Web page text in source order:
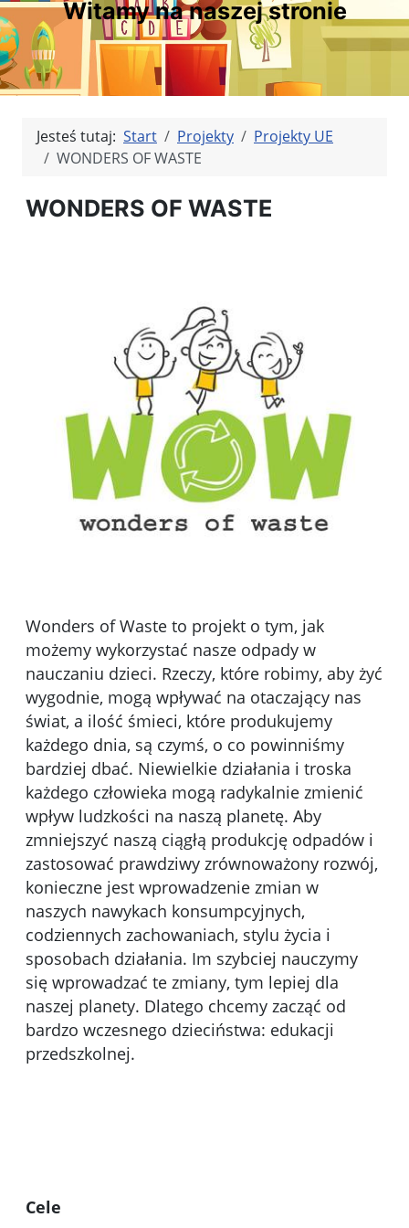
Witamy na naszej stronie
Jesteś tutaj: Start Projekty
Projekty UE
WONDERS OF WASTE
WONDERS OF WASTE
Wonders of Waste to projekt o tym, jak
możemy wykorzystać nasze odpady w
nauczaniu dzieci. Rzeczy, które robimy, aby żyć
wygodnie, mogą wpływać na otaczający nas
świat, a ilość śmieci, które produkujemy
każdego dnia, są czymś, o co powinniśmy
bardziej dbać. Niewielkie działania i troska
każdego człowieka mogą radykalnie zmienić
wpływ ludzkości na naszą planetę. Aby
zmniejszyć naszą ciągłą produkcję odpadów i
zastosować prawdziwy zrównoważony rozwój,
konieczne jest wprowadzenie zmian w
naszych nawykach konsumpcyjnych,
codziennych zachowaniach, stylu życia i
sposobach działania. Im szybciej nauczymy
się wprowadzać te zmiany, tym lepiej dla
naszej planety. Dlatego chcemy zacząć od
bardzo wczesnego dzieciństwa: edukacji
przedszkolnej.
Cele